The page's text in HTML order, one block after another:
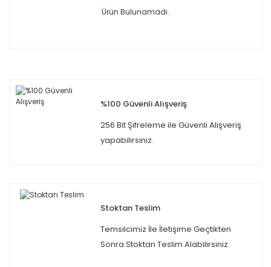
Ürün Bulunamadı.
%100 Güvenli Alışveriş
256 Bit Şifreleme ile Güvenli Alışveriş
yapabilirsiniz.
Stoktan Teslim
Temsilcimiz İle İletişime Geçtikten
Sonra Stoktan Teslim Alabilirsiniz.